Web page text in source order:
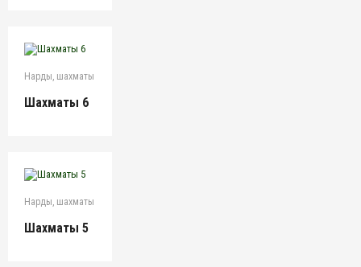
Нарды, шахматы
Шахматы 6
Нарды, шахматы
Шахматы 5